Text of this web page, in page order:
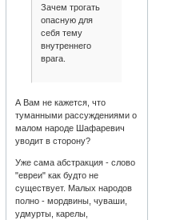
Зачем трогать
опасную для
себя тему
внутреннего
врага.
А Вам не кажется, что
туманными рассуждениями о
малом народе Шафаревич
уводит в сторону?
Уже сама абстракция - слово
"евреи" как будто не
существует. Малых народов
полно - мордвины, чуваши,
удмурты, карелы,